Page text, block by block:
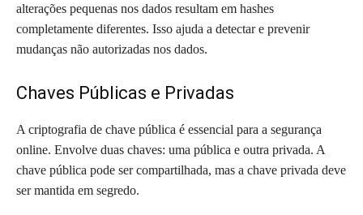
alterações pequenas nos dados resultam em hashes
completamente diferentes. Isso ajuda a detectar e prevenir
mudanças não autorizadas nos dados.
Chaves Públicas e Privadas
A criptografia de chave pública é essencial para a segurança
online. Envolve duas chaves: uma pública e outra privada. A
chave pública pode ser compartilhada, mas a chave privada deve
ser mantida em segredo.